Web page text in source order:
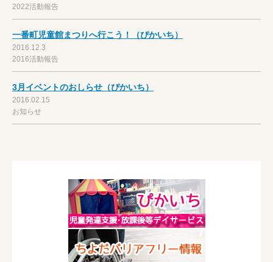
2022活動報告
一番町児童館まつりへ行こう！（ぴかいち）
2016.12.3
2016活動報告
3月イベントのおしらせ（ぴかいち）
2016.02.15
お知らせ